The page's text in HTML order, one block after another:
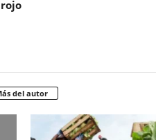
del autor